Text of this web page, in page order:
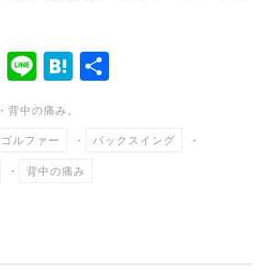
E
m
ail
Li
ne
H
a
・ 背中の痛み。
ゴルファー ・ バックスイング ・
・ 背中の痛み